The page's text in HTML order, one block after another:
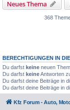
Neues Thema
368
BERECHTIGUNGEN IN
Du darfst keine neuen
Du darfst keineAntworten
Du darfst deine Beiträge in
Du darfst deine Beiträge in
Kfz Forum - Auto,